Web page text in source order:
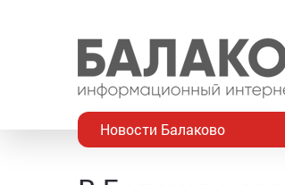
Новости Балаково